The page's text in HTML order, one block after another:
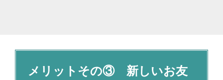
メリットその③ 新しいお友